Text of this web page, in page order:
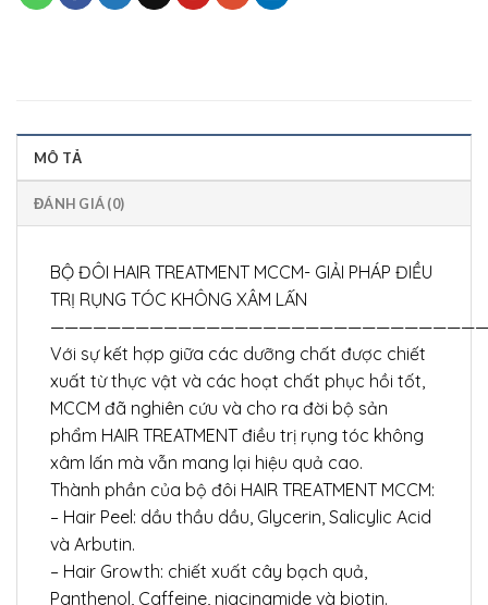
MÔ TẢ
ĐÁNH GIÁ (0)
BỘ ĐÔI HAIR TREATMENT MCCM- GIẢI PHÁP ĐIỀU
TRỊ RỤNG TÓC KHÔNG XÂM LẤN
Với sự kết hợp giữa các dưỡng chất được chiết
xuất từ thực vật và các hoạt chất phục hồi tốt,
MCCM đã nghiên cứu và cho ra đời bộ sản
phẩm HAIR TREATMENT điều trị rụng tóc không
xâm lấn mà vẫn mang lại hiệu quả cao.
Thành phần của bộ đôi HAIR TREATMENT MCCM:
– Hair Peel: dầu thầu dầu, Glycerin, Salicylic Acid
và Arbutin.
– Hair Growth: chiết xuất cây bạch quả,
Panthenol, Caffeine, niacinamide và biotin.